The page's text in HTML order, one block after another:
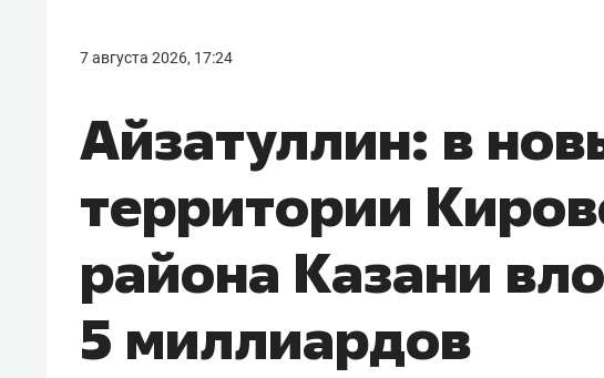
7 августа 2026, 17:24
Айзатуллин: в
территории
района Казани
5 миллиардов